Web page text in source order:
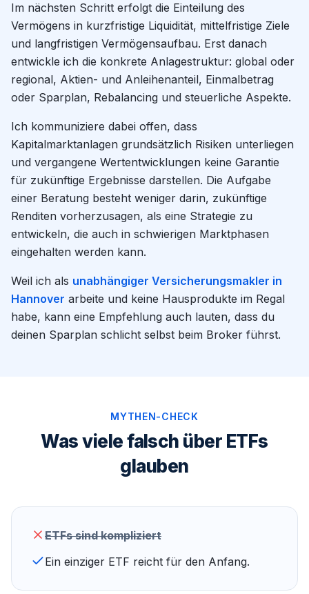
Im nächsten Schritt erfolgt die Einteilung des
Vermögens in kurzfristige Liquidität, mittelfristige Ziele
und langfristigen Vermögensaufbau. Erst danach
entwickle ich die konkrete Anlagestruktur: global oder
regional, Aktien- und Anleihenanteil, Einmalbetrag
oder Sparplan, Rebalancing und steuerliche Aspekte.
Ich kommuniziere dabei offen, dass
Kapitalmarktanlagen grundsätzlich Risiken unterliegen
und vergangene Wertentwicklungen keine Garantie
für zukünftige Ergebnisse darstellen. Die Aufgabe
einer Beratung besteht weniger darin, zukünftige
Renditen vorherzusagen, als eine Strategie zu
entwickeln, die auch in schwierigen Marktphasen
eingehalten werden kann.
Weil ich als unabhängiger Versicherungsmakler in
Hannover arbeite und keine Hausprodukte im Regal
habe, kann eine Empfehlung auch lauten, dass du
deinen Sparplan schlicht selbst beim Broker führst.
MYTHEN-CHECK
Was viele falsch über ETFs
glauben
ETFs sind kompliziert
Ein einziger ETF reicht für den Anfang.